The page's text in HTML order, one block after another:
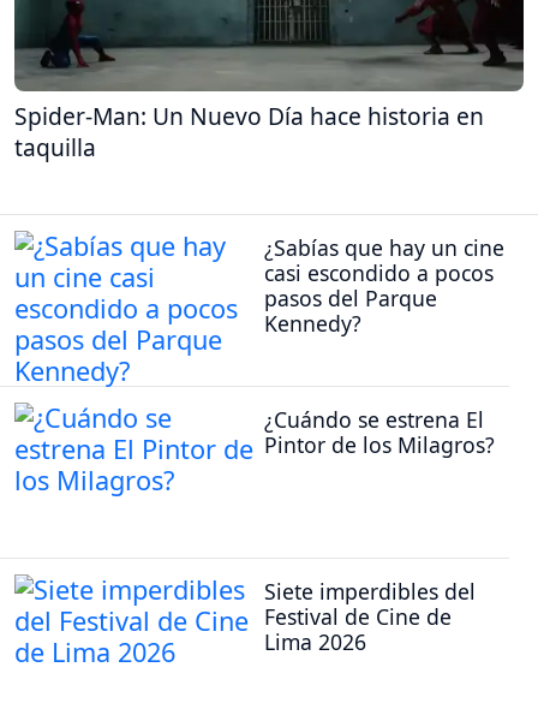
Spider-Man: Un Nuevo Día hace historia en
taquilla
¿Sabías que hay un cine
casi escondido a pocos
pasos del Parque
Kennedy?
¿Cuándo se estrena El
Pintor de los Milagros?
Siete imperdibles del
Festival de Cine de
Lima 2026